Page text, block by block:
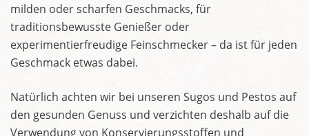
milden oder scharfen Geschmacks, für
traditionsbewusste Genießer oder
experimentierfreudige Feinschmecker – da ist für jeden
Geschmack etwas dabei.
Natürlich achten wir bei unseren Sugos und Pestos auf
den gesunden Genuss und verzichten deshalb auf die
Verwendung von Konservierungsstoffen und